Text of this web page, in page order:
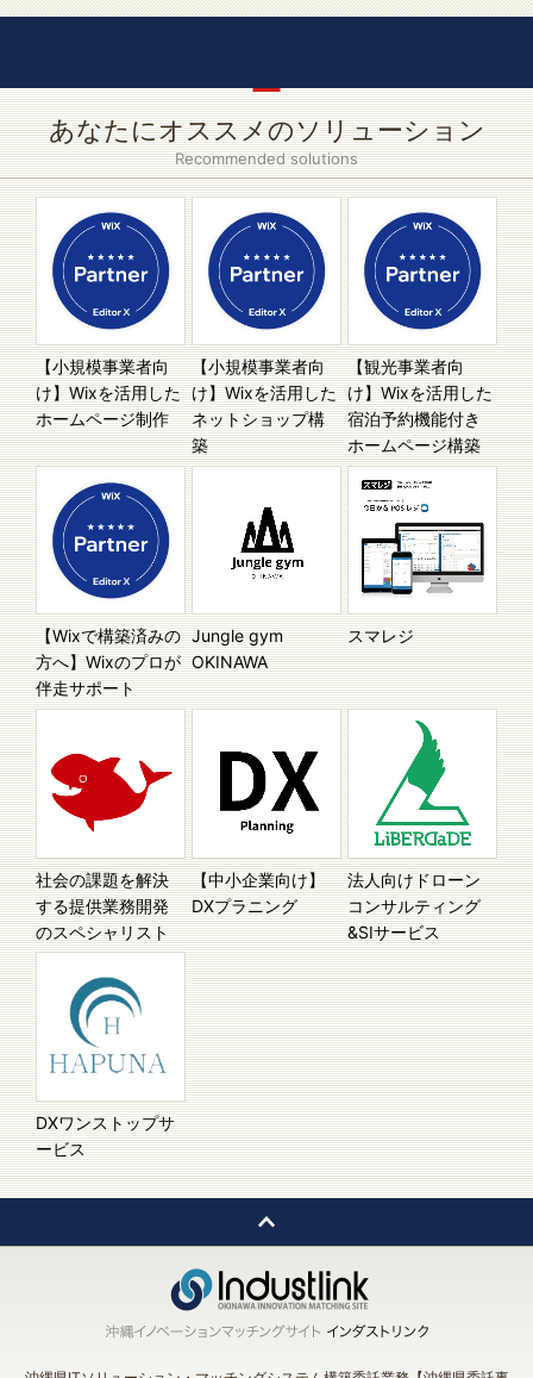
あなたにオススメのソリューション
Recommended solutions
【小規模事業者向
け】Wixを活用した
ホームページ制作
【小規模事業者向
け】Wixを活用した
ネットショップ構
築
【観光事業者向
け】Wixを活用した
宿泊予約機能付き
ホームページ構築
【Wixで構築済みの
方へ】Wixのプロが
伴走サポート
Jungle gym
OKINAWA
スマレジ
社会の課題を解決
する提供業務開発
のスペシャリスト
【中小企業向け】
DXプラニング
法人向けドローン
コンサルティング
&SIサービス
DXワンストップサ
ービス